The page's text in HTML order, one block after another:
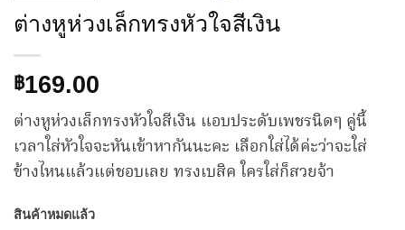
ต่างหูห่วงเล็กทรงหัวใจสีเงิน
฿169.00
ต่างหูห่วงเล็กทรงหัวใจสีเงิน แอบประดับเพชรนิดๆ คู่นี้
เวลาใส่หัวใจจะหันเข้าหากันนะคะ เลือกใส่ได้ค่ะว่าจะใส่
ข้างไหนแล้วแต่ชอบเลย ทรงเบสิค ใครใส่ก็สวยจ้า
สินค้าหมดแล้ว